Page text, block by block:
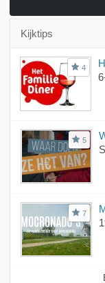
Kijktips
4
5
7